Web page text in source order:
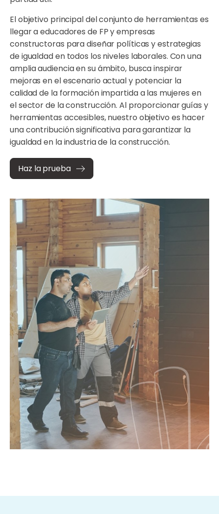
El objetivo principal del conjunto de herramientas es
llegar a educadores de FP y empresas
constructoras para diseñar políticas y estrategias
de igualdad en todos los niveles laborales. Con una
amplia audiencia en su ámbito, busca inspirar
mejoras en el escenario actual y potenciar la
calidad de la formación impartida a las mujeres en
el sector de la construcción. Al proporcionar guías y
herramientas accesibles, nuestro objetivo es hacer
una contribución significativa para garantizar la
igualdad en la industria de la construcción.
Haz la prueba